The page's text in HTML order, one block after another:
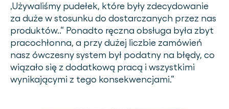
‚Używaliśmy pudełek, które były zdecydowanie
za duże w stosunku do dostarczanych przez nas
produktów..“ Ponadto ręczna obsługa była zbyt
pracochłonna, a przy dużej liczbie zamówień
nasz ówczesny system był podatny na błędy, co
wiązało się z dodatkową pracą i wszystkimi
wynikającymi z tego konsekwencjami.“